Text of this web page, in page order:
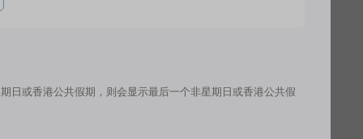
日或香港公共假期，则会显示最后一个非星期日或香港公共假